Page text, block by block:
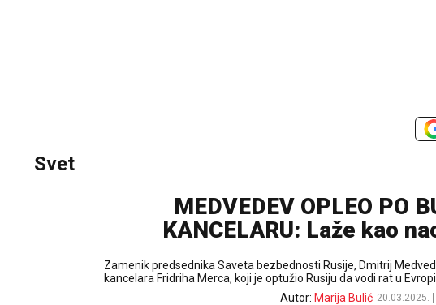
Svet
MEDVEDEV OPLEO PO
KANCELARU: Laže kao
Zamenik predsednika Saveta bezbednosti Rusije, Dmitrij
kancelara Fridriha Merca, koji je optužio Rusiju da vodi rat u Evropi
Autor: Marija Bulić 20.03.2025.